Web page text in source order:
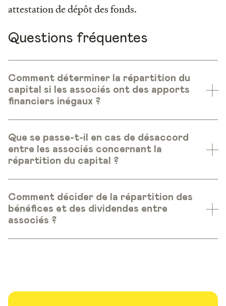
attestation de dépôt des fonds.
Questions fréquentes
Comment déterminer la répartition du
capital si les associés ont des apports
financiers inégaux ?
Que se passe-t-il en cas de désaccord
entre les associés concernant la
répartition du capital ?
Comment décider de la répartition des
bénéfices et des dividendes entre
associés ?